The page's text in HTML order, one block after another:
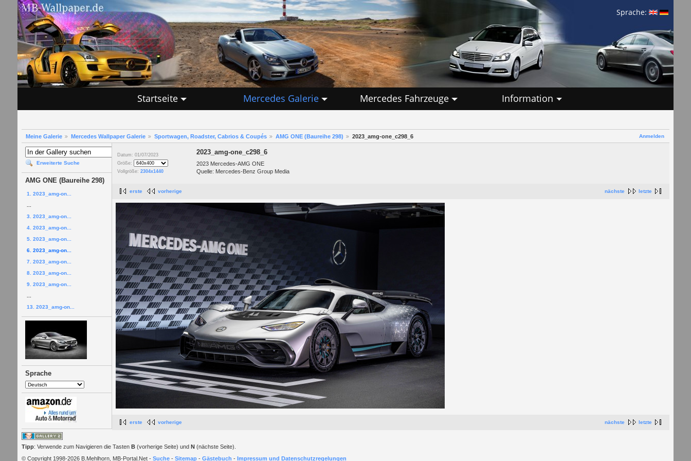
Sprache:
Startseite Mercedes Galerie Mercedes Fahrzeuge Information
Anmelden
Meine Galerie Mercedes Wallpaper Galerie Sportwagen, Roadster, Cabrios & Coupés AMG ONE (Baureihe 298) 2023_amg-one_c298_6
Erweiterte Suche
AMG ONE (Baureihe 298)
1. 2023_amg-on...
3. 2023_amg-on...
4. 2023_amg-on...
5. 2023_amg-on...
6. 2023_amg-on...
7. 2023_amg-on...
8. 2023_amg-on...
9. 2023_amg-on...
13. 2023_amg-on...
Sprache
Datum: 01/07/2023
Größe:
Vollgröße: 2304x1440
2023_amg-one_c298_6
2023 Mercedes-AMG ONE
Quelle: Mercedes-Benz Group Media
nächste letzte
erste vorherige
nächste letzte
erste vorherige
Tipp: Verwende zum Navigieren die Tasten B(vorherige Seite) und N(nächste Seite).
© Copyright 1998-2026 B.Mehlhorn, MB-Portal.Net - Suche- Sitemap- Gästebuch - Impressum und Datenschutzregelungen